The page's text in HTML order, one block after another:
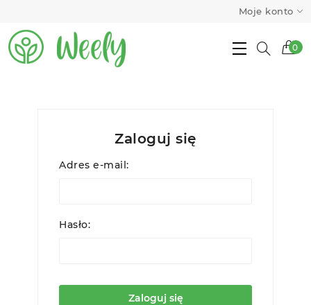
Moje konto
0
Zaloguj się
Adres e-mail:
Hasło:
Zaloguj się